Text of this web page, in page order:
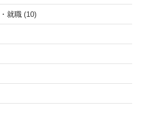
就職 (10)